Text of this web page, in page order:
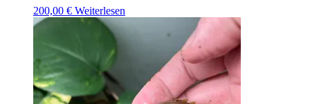
200,00 € Weiterlesen